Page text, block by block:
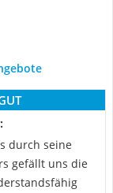
durch seine
gefällt uns die